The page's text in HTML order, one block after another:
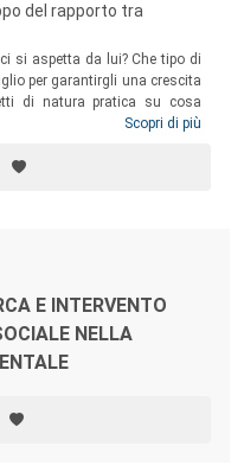
del rapporto tra
si aspetta da lui? Che tipo di
per garantirgli una crescita
di natura pratica su cosa
lettori e lettrici interessati a
dal sociologo all’assistente
Scopri di più
E INTERVENTO
NELLA